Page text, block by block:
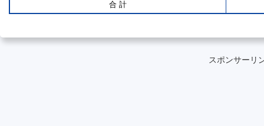
合 計
スポンサーリ